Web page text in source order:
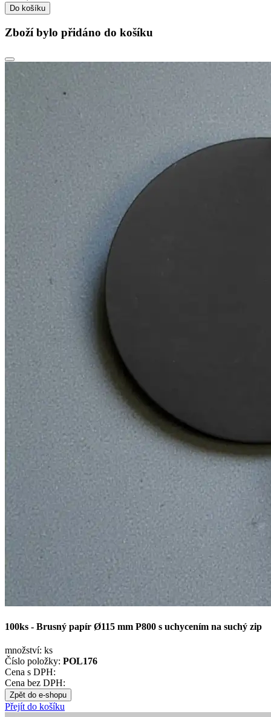
Do košíku
Zboží bylo přidáno do košíku
100ks - Brusný papír Ø115 mm P800 s uchycením na suchý zip
množství: ks
Číslo položky: POL176
Cena s DPH:
Cena bez DPH:
Zpět do e-shopu
Přejít do košíku